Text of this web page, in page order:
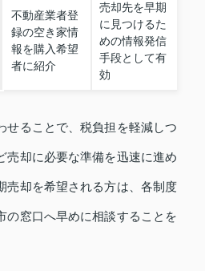
不動産業者登
録の空き家情
報を購入希望
者に紹介
売却先を早期
に見つけるた
めの情報発信
手段として有
効
せることで、税負担を軽減しつ
売却に必要な準備を迅速に進め
売却を希望される方は、各制度
の窓口へ早めに相談することを